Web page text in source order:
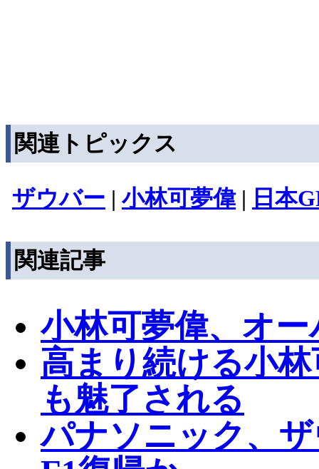
関連トピックス
ザウバー | 小林可夢偉| 日本
関連記事
小林可夢偉、オ
高まり続ける小
も魅了される
パナソニック、